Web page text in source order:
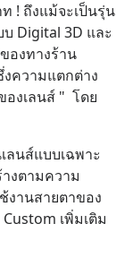
! ถึงแม้จะเป็นรุ่น
Digital 3D และ
องทางร้าน
ความแตกต่าง
งเลนส์ "  โดย
ลนส์แบบเฉพาะ
งตามความ
งานสายตาของ
เพิ่มเติม